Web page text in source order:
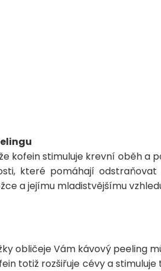
kofein stimuluje krevní oběh a
které pomáhají
a jejímu mladistvějšímu
obličeje Vám kávový peeling
totiž rozšiřuje cévy a